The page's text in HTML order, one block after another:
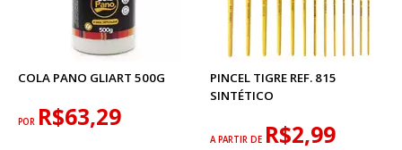
COLA PANO GLIART 500G
POR R$63,29
PINCEL TIGRE REF. 815
SINTÉTICO
A PARTIR DE R$2,99